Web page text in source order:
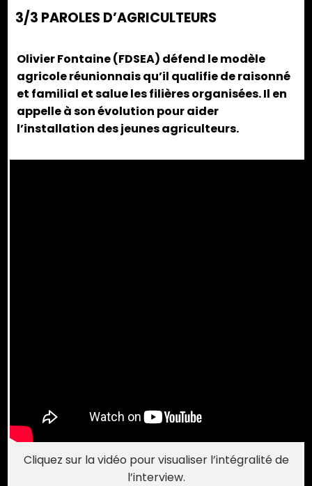
3/3 PAROLES D’AGRICULTEURS
Olivier Fontaine (FDSEA) défend le modèle
agricole réunionnais qu’il qualifie de raisonné
et familial et salue les filières organisées. Il en
appelle à son évolution pour aider
l’installation des jeunes agriculteurs.
Cliquez sur la vidéo pour visualiser l’intégralité de
l’interview.